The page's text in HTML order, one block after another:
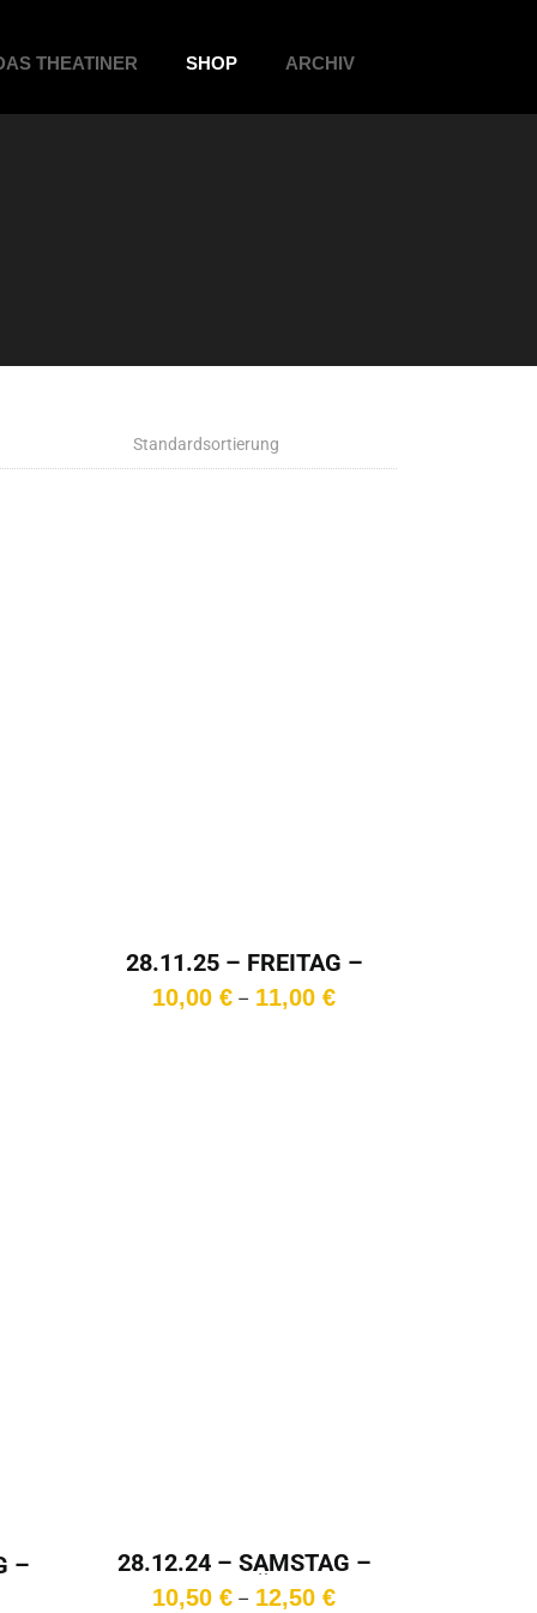
THEATINER SHOP ARCHIV
28.11.25 – FREITAG –
15:30 Uhr
10,00 € – 11,00 €Preisspanne:
–
28.12.24 – SAMSTAG –
17:15 Uhr – Überlänge
10,50 € – 12,50 €Preisspanne: